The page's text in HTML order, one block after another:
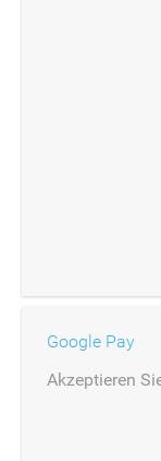
Google Pay
Akzeptieren